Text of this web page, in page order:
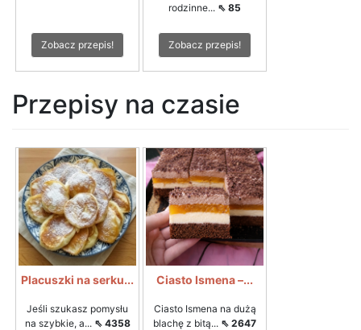
Zobacz przepis!
rodzinne... ⇖ 85
Zobacz przepis!
Przepisy na czasie
Placuszki na serku...
Jeśli szukasz pomysłu
na szybkie, a... ⇖ 4358
Ciasto Ismena –...
Ciasto Ismena na dużą
blachę z bitą... ⇖ 2647